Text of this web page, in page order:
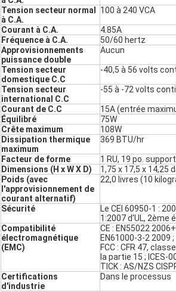
Tension secteur normal
à C.A.
100 à 240 VCA
Courant à C.A.
4.85A
Fréquence à C.A.
50/60 hertz
Approvisionnements
puissance double
Aucun
Tension secteur
domestique C.C
-40,5 à 56 volts
Tension secteur
international C.C
-55 à -72 volts
Courant de C.C
15A (entrée
Équilibré
75W
Crête maximum
108W
Dissipation thermique
maximum
369 BTU/hr
Facteur de forme
1 RU, 19 po.
Dimensions (H x W X D)
1,75 x 17,5 x 14,25
Poids (avec
l'approvisionnement de
courant alternatif)
22,0 livres (10
Sécurité
Le CEI 60950-1 :
1:2007 d'UL, 2ème
Compatibilité
électromagnétique
(EMC)
CE : EN55022
EN61000-3-2 2009
FCC : CFR 47,
la partie 15 ; ICES-
TICK : AS/NZS
Certifications
d'industrie
Dans le processus